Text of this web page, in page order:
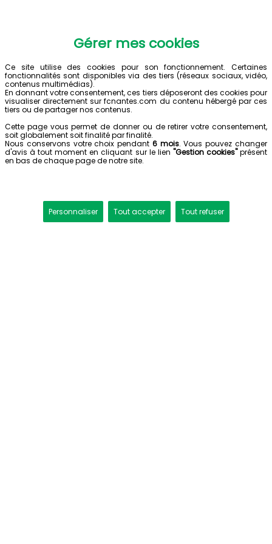
Gérer mes cookies
Ce site utilise des cookies pour son fonctionnement. Certaines
fonctionnalités sont disponibles via des tiers (réseaux sociaux, vidéo,
contenus multimédias).
En donnant votre consentement, ces tiers déposeront des cookies pour
visualiser directement sur fcnantes.com du contenu hébergé par ces
tiers ou de partager nos contenus.
Cette page vous permet de donner ou de retirer votre consentement,
soit globalement soit finalité par finalité.
Nous conservons votre choix pendant 6 mois. Vous pouvez changer
d'avis à tout moment en cliquant sur le lien "Gestion cookies"présent
en bas de chaque page de notre site.
Personnaliser Tout accepter Tout refuser